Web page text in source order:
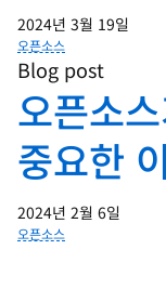
2024년 3월 19일
오픈소스
Blog post
오픈소
중요한
2024년 2월 6일
오픈소스